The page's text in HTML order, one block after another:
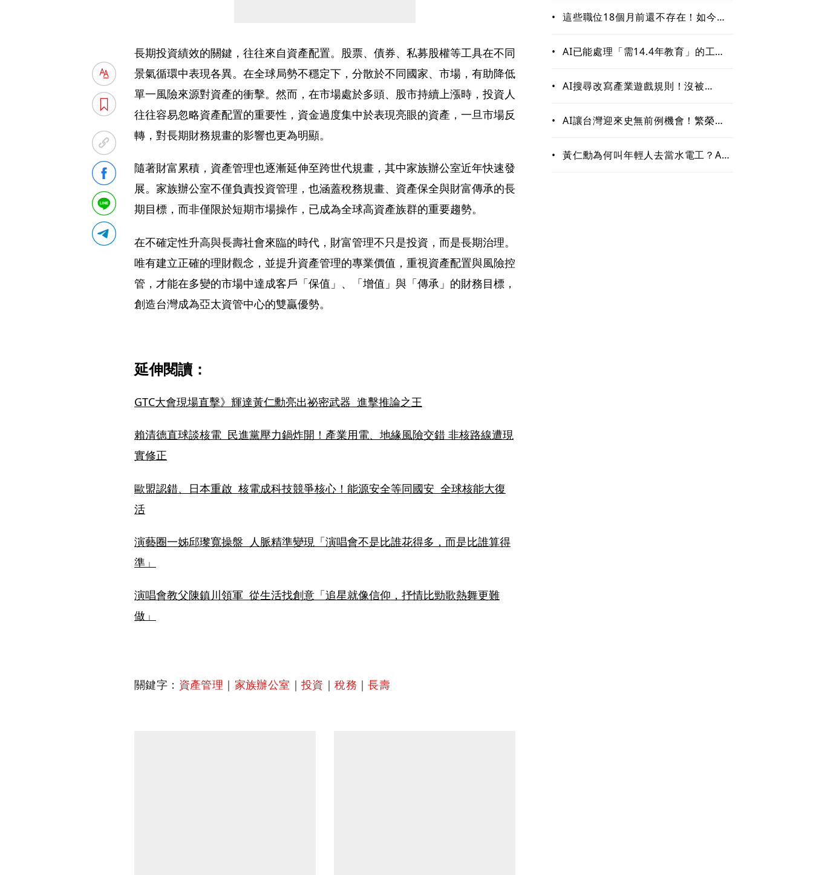
長期投資績效的關鍵，往往來自資產配置。股票、債券、私募股權等工具在不同
景氣循環中表現各異。在全球局勢不穩定下，分散於不同國家、市場，有助降低
單一風險來源對資產的衝擊。然而，在市場處於多頭、股市持續上漲時，投資人
往往容易忽略資產配置的重要性，資金過度集中於表現亮眼的資產，一旦市場反
轉，對長期財務規畫的影響也更為明顯。
隨著財富累積，資產管理也逐漸延伸至跨世代規畫，其中家族辦公室近年快速發
展。家族辦公室不僅負責投資管理，也涵蓋稅務規畫、資產保全與財富傳承的長
期目標，而非僅限於短期市場操作，已成為全球高資產族群的重要趨勢。
在不確定性升高與長壽社會來臨的時代，財富管理不只是投資，而是長期治理。
唯有建立正確的理財觀念，並提升資產管理的專業價值，重視資產配置與風險控
管，才能在多變的市場中達成客戶「保值」、「增值」與「傳承」的財務目標，
創造台灣成為亞太資管中心的雙贏優勢。
延伸閱讀：
GTC大會現場直擊》輝達黃仁勳亮出祕密武器  進擊推論之王
賴清德直球談核電  民進黨壓力鍋炸開！產業用電、地緣風險交錯 非核路線遭現
實修正
歐盟認錯、日本重啟  核電成科技競爭核心！能源安全等同國安  全球核能大復
活
演藝圈一姊邱瓈寬操盤  人脈精準變現「演唱會不是比誰花得多，而是比誰算得
準」
演唱會教父陳鎮川領軍  從生活找創意「追星就像信仰，抒情比勁歌熱舞更難
做」
關鍵字： 資產管理 ｜ 家族辦公室 ｜投資 ｜稅務 ｜長壽
• 這些職位18個月前還不存在！如今年
缺哪種人才？
• AI已能處理「需14.4年教育」的工
最值錢的是這些
• AI搜尋改寫產業遊戲規則！沒被
失」 品牌如何搶下話語權？
• AI讓台灣迎來史無前例機會！繁榮背
其衝
• 黃仁勳為何叫年輕人去當水電工？AI